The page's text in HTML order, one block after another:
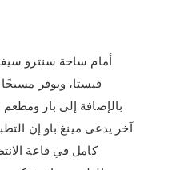
فيستا، ويوفر
بالإضافة إلى بار
آخر يدعى مينغ باو إن
كامل في قاعة